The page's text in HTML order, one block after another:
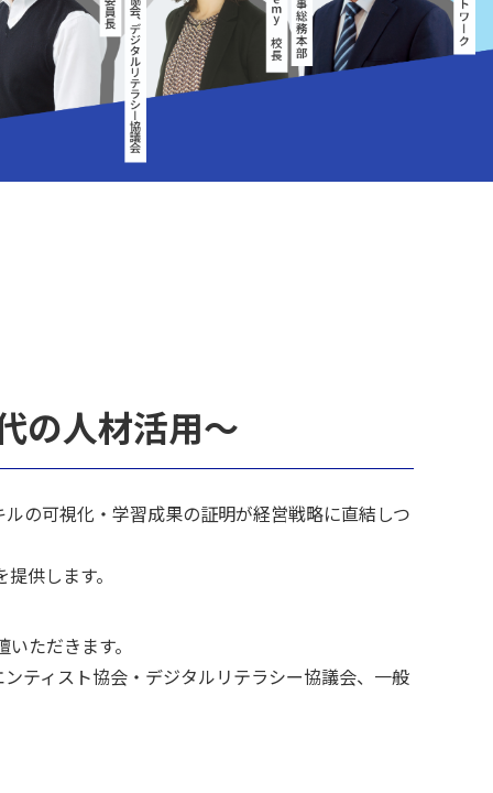
の人材活用～
の可視化・学習成果の証明が経営戦略に直結しつ
供します。
ただきます。
ティスト協会・デジタルリテラシー協議会、一般